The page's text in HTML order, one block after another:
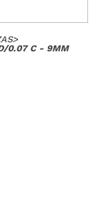
>
0.07 C - 9MM